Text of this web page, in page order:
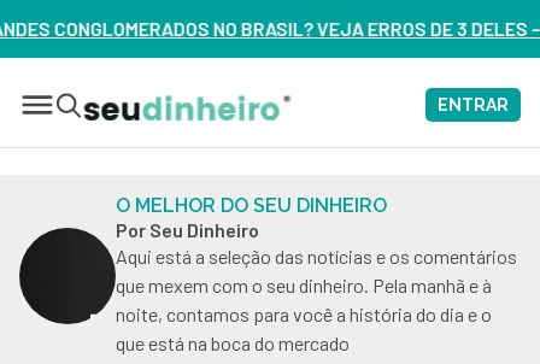
NO BRASIL? VEJA ERROS DE 3 DELES – ASSISTA AGORA
ENTRAR
O MELHOR DO SEU DINHEIRO
Por Seu Dinheiro
Aqui está a seleção das notícias e os comentários
que mexem com o seu dinheiro. Pela manhã e à
noite, contamos para você a história do dia e o
que está na boca do mercado